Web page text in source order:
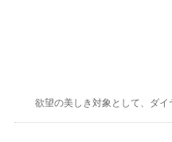
欲望の美しき対象として、ダイ